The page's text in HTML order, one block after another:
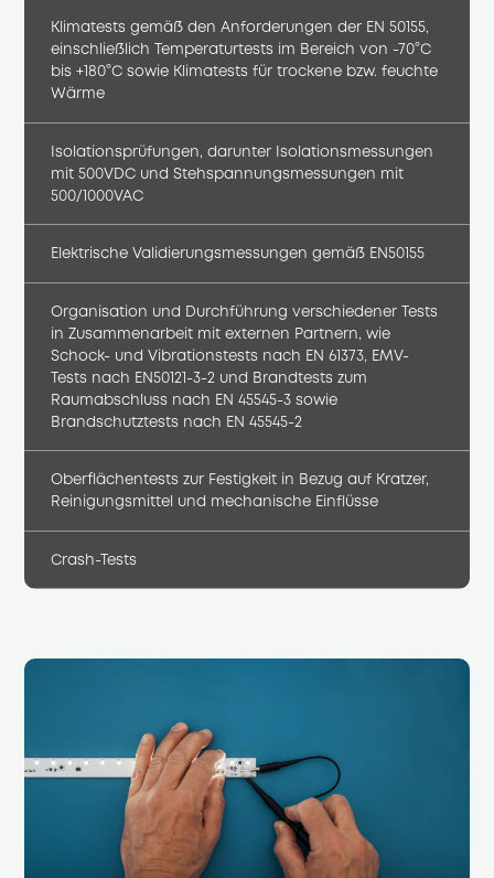
Klimatests gemäß den Anforderungen der EN 50155,
einschließlich Temperaturtests im Bereich von -70°C
bis +180°C sowie Klimatests für trockene bzw. feuchte
Wärme
Isolationsprüfungen, darunter Isolationsmessungen
mit 500VDC und Stehspannungsmessungen mit
500/1000VAC
Elektrische Validierungsmessungen gemäß EN50155
Organisation und Durchführung verschiedener Tests
in Zusammenarbeit mit externen Partnern, wie
Schock- und Vibrationstests nach EN 61373, EMV-
Tests nach EN50121-3-2 und Brandtests zum
Raumabschluss nach EN 45545-3 sowie
Brandschutztests nach EN 45545-2
Oberflächentests zur Festigkeit in Bezug auf Kratzer,
Reinigungsmittel und mechanische Einflüsse
Crash-Tests